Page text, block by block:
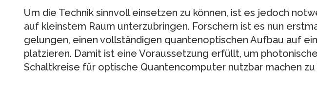
Um die Technik sinnvoll einsetzen zu können, ist es jedoch
auf kleinstem Raum unterzubringen. Forschern ist es nun
gelungen, einen vollständigen quantenoptischen Aufbau auf
platzieren. Damit ist eine Voraussetzung erfüllt, um photonische
Schaltkreise für optische Quantencomputer nutzbar machen zu